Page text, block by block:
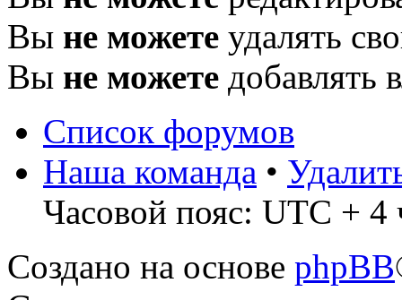
Вы не можете удалять
Вы не можете добавлять
Список форумов
Наша команда •
Часовой пояс: UTC + 4
Создано на основе phpBB